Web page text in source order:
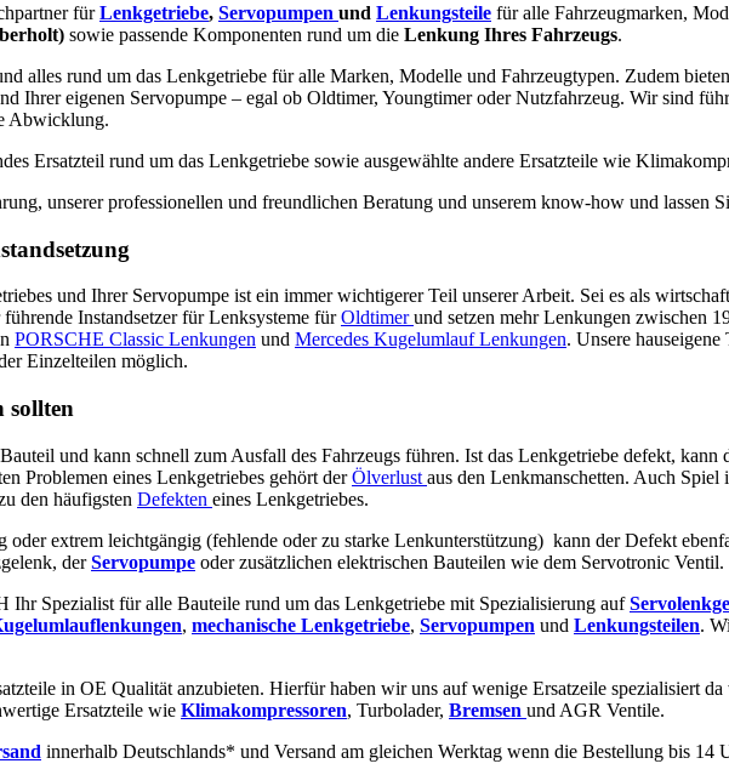
fürLenkgetriebe, Servopumpen und Lenkungsteile für alle Fahrzeugmarken,
sowie passende Komponenten rund um die Lenkung Ihres Fahrzeugs.
alles rund um das Lenkgetriebe für alle Marken, Modelle und Fahrzeugtypen. Zudem
Ihrer eigenen Servopumpe – egal ob Oldtimer, Youngtimer oder Nutzfahrzeug. Wir sind
Abwicklung.
Ersatzteil rund um das Lenkgetriebe sowie ausgewählte andere Ersatzteile wie
unserer professionellen und freundlichen Beratung und unserem know-how und lassen
und Ihrer Servopumpe ist ein immer wichtigerer Teil unserer Arbeit. Sei es als
Instandsetzer für Lenksysteme fürOldtimerund setzen mehr Lenkungen zwischen
PORSCHE Classic Lenkungen und Mercedes Kugelumlauf Lenkungen. Unsere
Einzelteilen möglich.
sollten
und kann schnell zum Ausfall des Fahrzeugs führen. Ist das Lenkgetriebe defekt,
Problemen eines Lenkgetriebes gehört derÖlverlust aus den Lenkmanschetten. Auch Spiel
den häufigsten Defekten eines Lenkgetriebes.
extrem leichtgängig (fehlende oder zu starke Lenkunterstützung) kann der Defekt
derServopumpe oder zusätzlichen elektrischen Bauteilen wie dem Servotronic Ventil.
Ihr Spezialist für alle Bauteile rund um das Lenkgetriebe mit Spezialisierung auf
, mechanische Lenkgetriebe, Servopumpen und Lenkungsteilen.
in OE Qualität anzubieten. Hierfür haben wir uns auf wenige Ersatzeile spezialisiert
Ersatzteile wie Klimakompressoren, Turbolader, Bremsen und AGR Ventile.
innerhalb Deutschlands* und Versand am gleichen Werktag wenn die Bestellung bis 14